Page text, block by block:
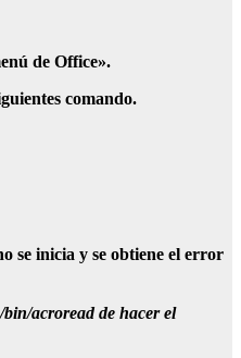
de Office».
comando.
se inicia y se obtiene el error
bin/acroreadde hacer el